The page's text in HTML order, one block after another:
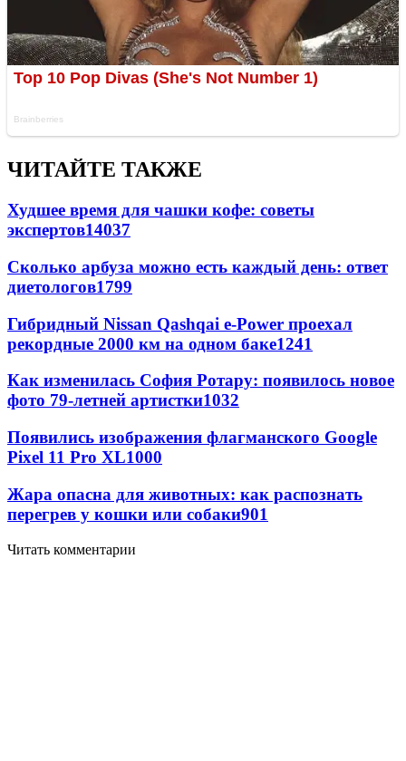
ЧИТАЙТЕ ТАКЖЕ
Худшее время для чашки кофе: советы
экспертов14037
Сколько арбуза можно есть каждый день: ответ
диетологов1799
Гибридный Nissan Qashqai e-Power проехал
рекордные 2000 км на одном баке1241
Как изменилась София Ротару: появилось новое
фото 79-летней артистки1032
Появились изображения флагманского Google
Pixel 11 Pro XL1000
Жара опасна для животных: как распознать
перегрев у кошки или собаки901
Читать комментарии